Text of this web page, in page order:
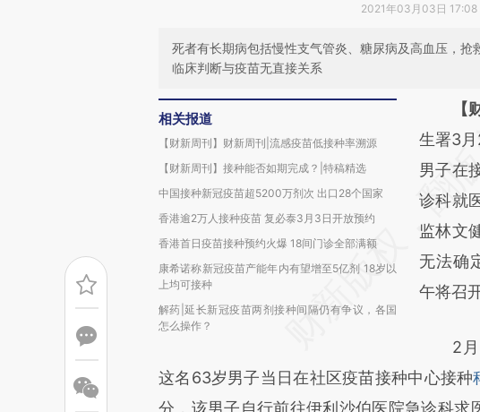
2021年03月03日 17:08
死者有长期病包括慢性支气管炎、糖尿病及高血压，抢
临床判断与疫苗无直接关系
相关报道
【财新周刊】财新周刊|流感疫苗低接种率溯源
【财新周刊】接种能否如期完成？|特稿精选
中国接种新冠疫苗超5200万剂次 出口28个国家
香港逾2万人接种疫苗 复必泰3月3日开放预约
香港首日疫苗接种预约火爆 18间门诊全部满额
康希诺称新冠疫苗产能年内有望增至5亿剂 18岁以
上均可接种
解药|延长新冠疫苗两剂接种间隔仍有争议，各国
怎么操作？
请务
AI
成，可
新观点
对和校
【
生署3
男子在
诊科就
监林文
无法确
午将召
2月26
这名63岁男子当日在社区疫苗接种中心接种
分，该男子自行前往伊利沙伯医院急诊科